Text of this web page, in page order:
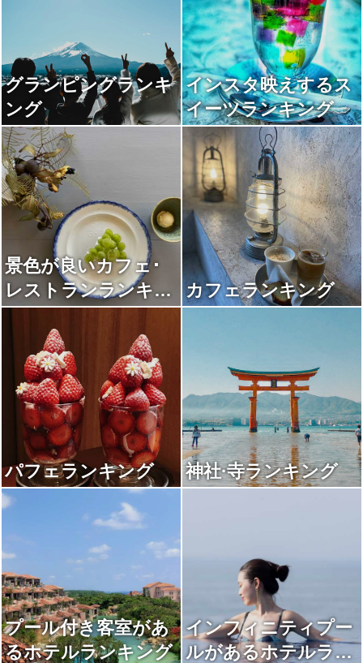
グランピングランキ
ング
インスタ映えするス
イーツランキング
景色が良いカフェ･
レストランランキン
グ
カフェランキング
パフェランキング 神社·寺ランキング
プール付き客室があ
るホテルランキング
インフィニティプー
ルがあるホテルラン